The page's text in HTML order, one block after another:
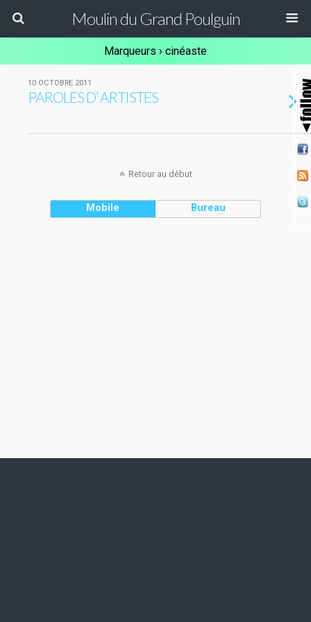
Moulin du Grand Poulguin
Marqueurs › cinéaste
10 OCTOBRE 2011
PAROLES D’ ARTISTES
Retour au début
Mobile Bureau